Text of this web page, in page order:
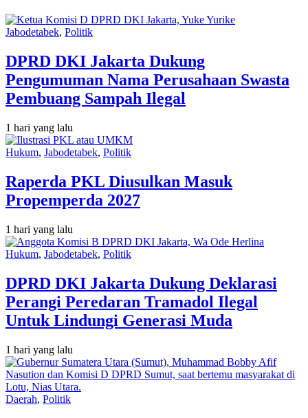
Jabodetabek, Politik
DPRD DKI Jakarta Dukung
Pengumuman Nama Perusahaan Swasta
Pembuang Sampah Ilegal
1 hari yang lalu
Hukum, Jabodetabek, Politik
Raperda PKL Diusulkan Masuk
Propemperda 2027
1 hari yang lalu
Hukum, Jabodetabek, Politik
DPRD DKI Jakarta Dukung Deklarasi
Perangi Peredaran Tramadol Ilegal
Untuk Lindungi Generasi Muda
1 hari yang lalu
Daerah, Politik